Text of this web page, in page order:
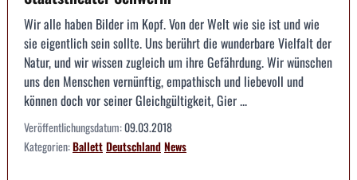
Wir alle haben Bilder im Kopf. Von der Welt wie sie ist und wie
sie eigentlich sein sollte. Uns berührt die wunderbare Vielfalt der
Natur, und wir wissen zugleich um ihre Gefährdung. Wir wünschen
uns den Menschen vernünftig, empathisch und liebevoll und
können doch vor seiner Gleichgültigkeit, Gier ...
Veröffentlichungsdatum:09.03.2018
Kategorien:BallettDeutschlandNews